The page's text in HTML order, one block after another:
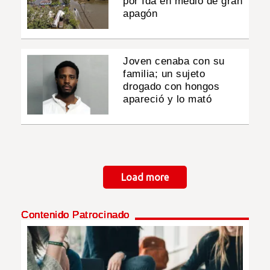
apagón
Joven cenaba con su
familia; un sujeto
drogado con hongos
apareció y lo mató
Load more
Contenido Patrocinado